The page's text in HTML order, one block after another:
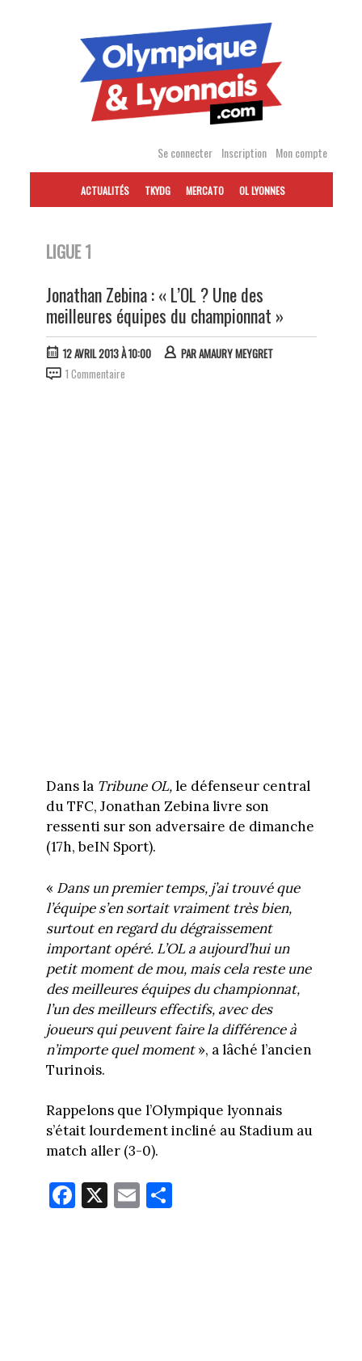
Se connecter Inscription Mon compte
ACTUALITÉS TKYDG MERCATO OL LYONNES
LIGUE 1
Jonathan Zebina : « L’OL ? Une des
meilleures équipes du championnat »
12 AVRIL 2013 À 10:00 PARAMAURY MEYGRET
1 Commentaire
Dans la Tribune OL,le défenseur central
du TFC, Jonathan Zebina livre son
ressenti sur son adversaire de dimanche
(17h, beIN Sport).
« Dans un premier temps, j’ai trouvé que
l’équipe s’en sortait vraiment très bien,
surtout en regard du dégraissement
important opéré. L’OL a aujourd’hui un
petit moment de mou, mais cela reste une
des meilleures équipes du championnat,
l’un des meilleurs effectifs, avec des
joueurs qui peuvent faire la différence à
n’importe quel moment», a lâché l’ancien
Turinois.
Rappelons que l’Olympique lyonnais
s’était lourdement incliné au Stadium au
match aller (3-0).
Fa
ce
X E
m
Pa